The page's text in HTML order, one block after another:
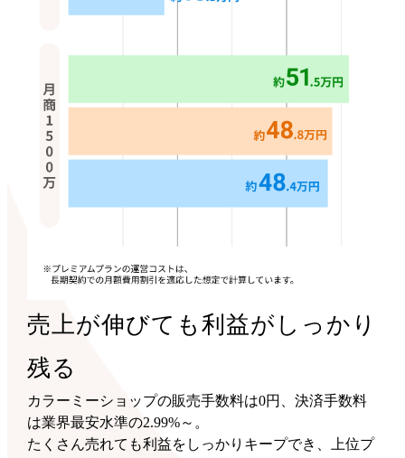
売上が伸びても利益がしっかり
残る
カラーミーショップの販売手数料は0円、決済手数料
は業界最安水準の2.99%～。
たくさん売れても利益をしっかりキープでき、上位プ